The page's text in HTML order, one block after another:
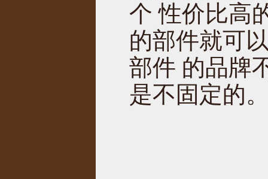
个 性价比高
的部件就可
部件 的品牌
是不固定的